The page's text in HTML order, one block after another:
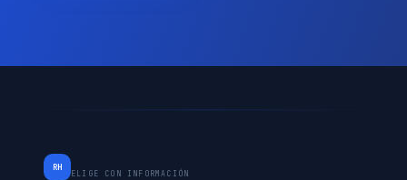
RH
ELIGE CON INFORMACIÓN